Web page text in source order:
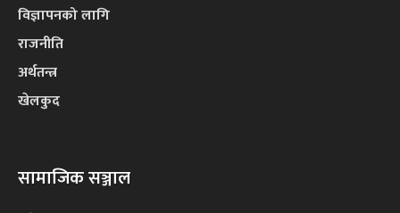
विज्ञापनको लागि
राजनीति
अर्थतन्त्र
खेलकुद
सामाजिक सञ्जाल